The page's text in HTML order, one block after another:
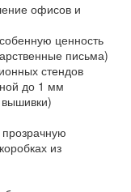
офисов и
ценность
письма)
стендов
до 1 мм
из